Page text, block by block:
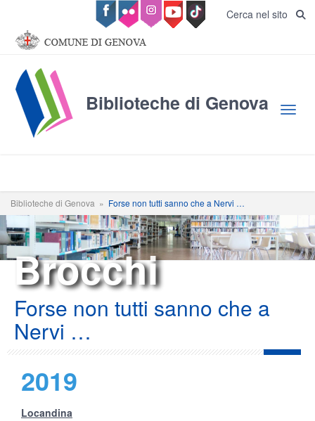
Salta al contenuto principale Cerca nel sito
Biblioteche di Genova
Biblioteche di Genova » Forse non tutti sanno che a Nervi …
Brocchi
Forse non tutti sanno che a
Nervi …
2019
Locandina